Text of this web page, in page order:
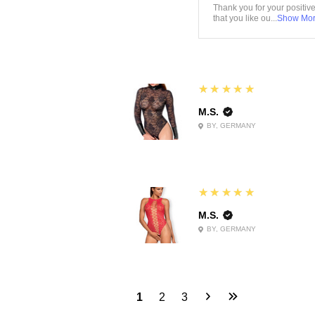
Thank you for your
that you like ou...Show
5
★★★★★
M.S.
BY, GERMANY
5
★★★★★
M.S.
BY, GERMANY
1 2 3